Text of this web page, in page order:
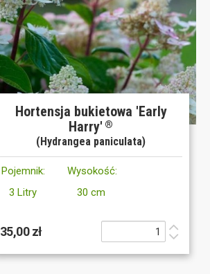
Hortensja bukietowa 'Early
Harry' ®
(Hydrangea paniculata)
Pojemnik:
3 Litry
Wysokość:
30 cm
35,00 zł